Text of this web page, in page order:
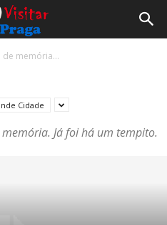
de memória...
Cidade
Já foi há um tempito.